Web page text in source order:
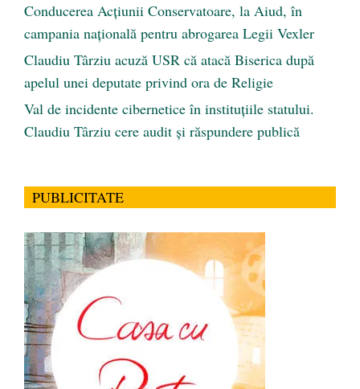
Conducerea Acțiunii Conservatoare, la Aiud, în
campania națională pentru abrogarea Legii Vexler
Claudiu Târziu acuză USR că atacă Biserica după
apelul unei deputate privind ora de Religie
Val de incidente cibernetice în instituțiile statului.
Claudiu Târziu cere audit și răspundere publică
PUBLICITATE